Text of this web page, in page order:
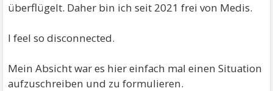
überflügelt. Daher bin ich seit 2021 frei von Medis.
I feel so disconnected.
Mein Absicht war es hier einfach mal einen Situation
aufzuschreiben und zu formulieren.